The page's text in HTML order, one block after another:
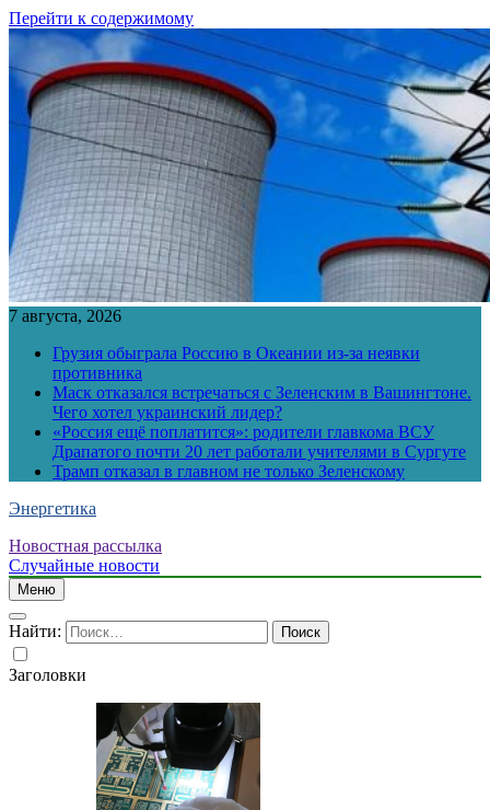
Перейти к содержимому
7 августа, 2026
Грузия обыграла Россию в Океании из-за неявки
противника
Маск отказался встречаться с Зеленским в Вашингтоне.
Чего хотел украинский лидер?
«Россия ещё поплатится»: родители главкома ВСУ
Драпатого почти 20 лет работали учителями в Сургуте
Трамп отказал в главном не только Зеленскому
Энергетика
Новостная рассылка
Случайные новости
Меню
Найти:
Заголовки